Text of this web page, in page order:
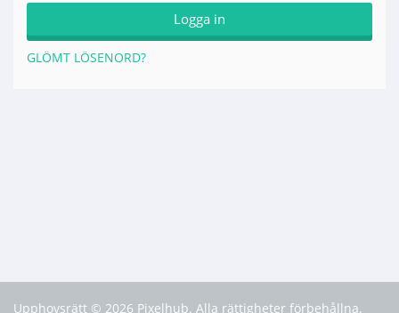
GLÖMT LÖSENORD?
Upphovsrätt © 2026 Pixelhub. Alla rättigheter förbehållna.